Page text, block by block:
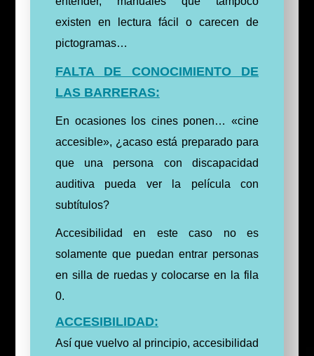
existen en lectura fácil o carecen de
pictogramas…
FALTA DE CONOCIMIENTO DE
LAS BARRERAS:
En ocasiones los cines ponen… «cine
accesible», ¿acaso está preparado para
que una persona con discapacidad
auditiva pueda ver la película con
subtítulos?
Accesibilidad en este caso no es
solamente que puedan entrar personas
en silla de ruedas y colocarse en la fila
0.
ACCESIBILIDAD:
Así que vuelvo al principio, accesibilidad